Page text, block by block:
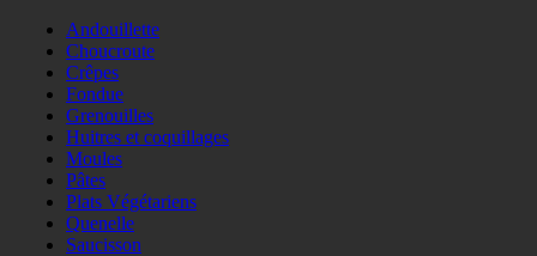
Andouillette
Choucroute
Crêpes
Fondue
Grenouilles
Huitres et coquillages
Moules
Pâtes
Plats Végétariens
Quenelle
Saucisson